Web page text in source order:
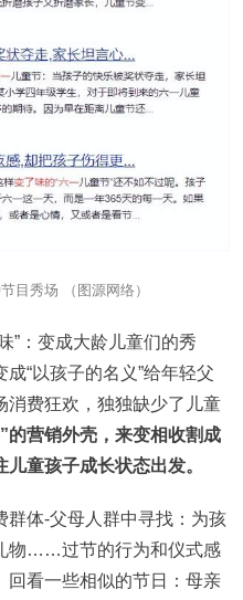
目秀场 （图源网络）
”：变成大龄儿童们的秀
“以孩子的名义”给年轻父
消费狂欢，独独缺少了儿童
的营销外壳，来变相收割成
童孩子成长状态出发。
群体-父母人群中寻找：为孩
物……过节的行为和仪式感
回看一些相似的节日：母亲